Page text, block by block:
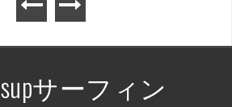
supサーフィン